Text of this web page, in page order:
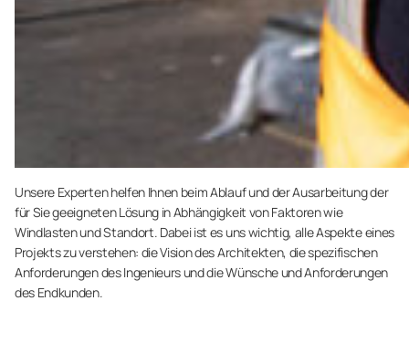
Unsere Experten helfen Ihnen beim Ablauf und der Ausarbeitung der
für Sie geeigneten Lösung in Abhängigkeit von Faktoren wie
Windlasten und Standort. Dabei ist es uns wichtig, alle Aspekte eines
Projekts zu verstehen: die Vision des Architekten, die spezifischen
Anforderungen des Ingenieurs und die Wünsche und Anforderungen
des Endkunden.